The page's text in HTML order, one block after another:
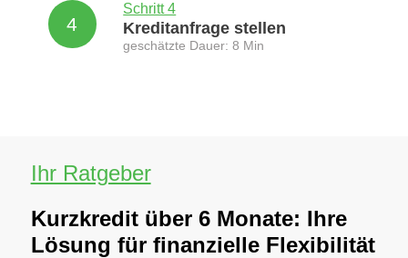
4
Schritt 4
Kreditanfrage stellen
geschätzte Dauer: 8 Min
Ihr Ratgeber
Kurzkredit über 6 Monate: Ihre
Lösung für finanzielle Flexibilität